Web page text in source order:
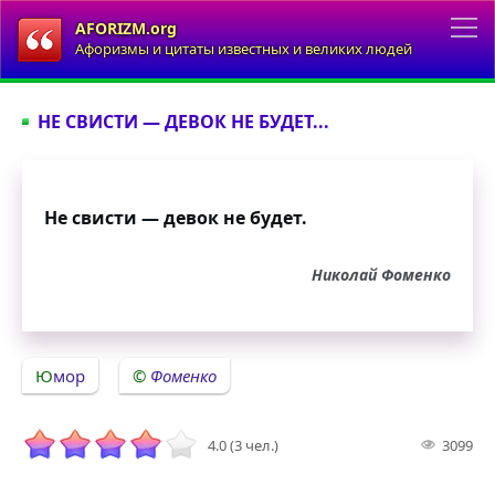
AFORIZM.org
Афоризмы и цитаты известных и великих людей
НЕ СВИСТИ — ДЕВОК НЕ БУДЕТ...
Не свисти — девок не будет.
Николай Фоменко
Юмор Фоменко
4.0 (3 чел.) 3099